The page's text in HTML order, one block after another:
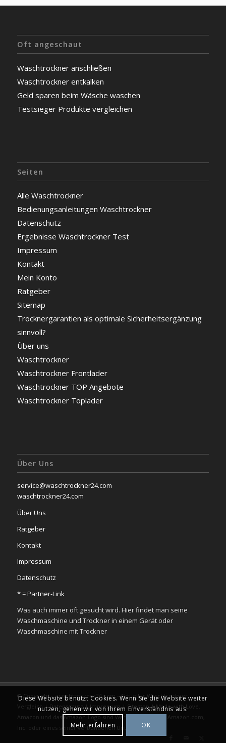
Oft angeschaut
Waschtrockner anschließen
Waschtrockner entkalken
Geld sparen beim Wäsche waschen
Testsieger Produkte vergleichen
Seiten
Alle Waschtrockner
Bedienungsanleitungen Waschtrockner
Datenschutz
Ergebnisse Waschtrockner Test
Impressum
Kontakt
Mein Konto
Ratgeber
Sitemap
Trocknergarantien als optimale Sicherheitsergänzung
sinnvoll?
Über uns
Waschtrockner
Waschtrockner Frontlader
Waschtrockner TOP Angebote
Waschtrockner Toplader
Über Uns
service@waschtrockner24.com
waschtrockner24.com
Über Uns
Ratgeber
Kontakt
Impressum
Datenschutz
* =Partner-Link
Was auch immer oft gesucht wird. Hier findet man seine
Waschmaschine und Trockner in einem Gerät oder
Waschmaschine mit Trockner
© Copyright – waschtrockner24.com - Aktueller Waschtrockner
Vergleich |Datenschutz|Impressum| Sitemap|Made with Love.
Amazon und das Amazon-Logo sind Warenzeichen von Amazon.com,
Inc. oder eines seiner verbundenen Unternehmen.
Diese Website benutzt Cookies. Wenn Sie die Website weiter
nutzen, gehen wir von Ihrem Einverständnis aus.
Mehr erfahren
OK